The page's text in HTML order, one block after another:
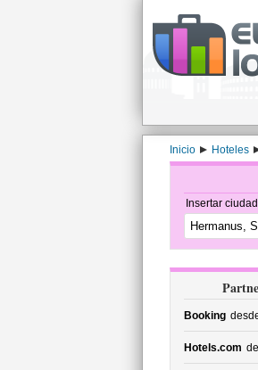
Inicio Hoteles
Insertar ciudad
Booking
Hotels.com